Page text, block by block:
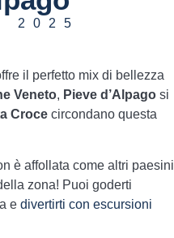
2025
il perfetto mix di bellezza
Veneto, Pieve d’Alpagosi
Crocecircondano questa
è affollata come altri paesini
zona! Puoi goderti
e divertirti con escursioni